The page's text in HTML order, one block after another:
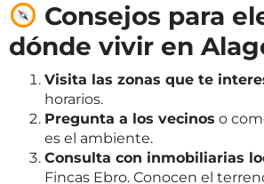
Consejos para
dónde vivir en
Visita las zonas que te
horarios.
Pregunta a los vecinos o
es el ambiente.
Consulta con inmobiliarias
Fincas Ebro. Conocen el